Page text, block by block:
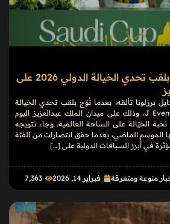
ميكايل برزلونا يتوج بلقب تحدي الخيالة الدولي 2026 على
برزلونا تألقه، بعدما تُوّج بلقب تحدي الخيالة
الدولي 2026 المقدم من J Event، وذلك على ميدان الملك عبدالعزيز اليوم
الخيّالة على الساحة العالمية. وجاء تتويجه
الموسم الماضي، بعدما حقق انتصارات من الفئة
في أبرز السباقات الدولية على […]
منوعة ومتفرقة فبراير 14, 2026 7٬363